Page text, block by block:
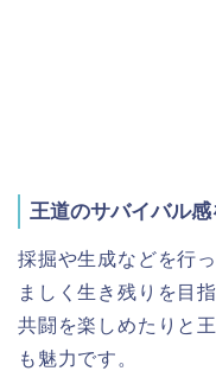
王道のサバイバル
採掘や生成などを行
ましく生き残りを目
共闘を楽しめたりと
も魅力です。